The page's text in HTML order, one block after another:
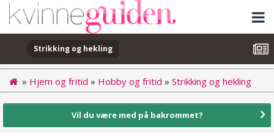
Strikking og hekling
» Hjem og fritid » Hobby og fritid » Strikking og hekling
Vil du være med på bakrommet?